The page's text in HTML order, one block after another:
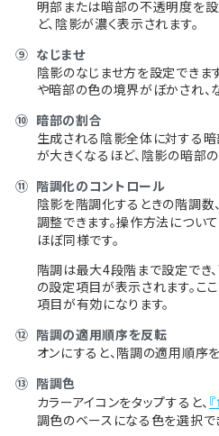
明部または暗部の不透明度を設
ど、陰影が濃く表示されます。
⑨ なじませ
陰影のなじませ方を設定できま
や暗部の色の境界がぼかされ、
⑩ 暗部の割合
生成される陰影全体に対する
が大きくなるほど、陰影の暗部
⑪ 階調化のコントロール
陰影を階調化するときの階調数
調整できます。操作方法につい
ほぼ同様です。
階調は最大4段階まで設定で
の設定項目が表示されます。こ
項目が有効になります。
⑫ 階調の適用順序を反転
オンにすると、階調の適用順序
⑬ 階調色
カラーアイコンをタップすると、
調色のベースになる色を選択で